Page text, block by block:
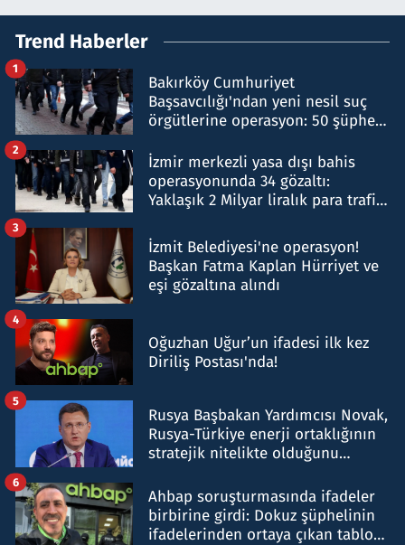
Trend Haberler
Bakırköy Cumhuriyet
Başsavcılığı'ndan yeni nesil suç
örgütlerine operasyon: 50 şüpheli
1
İzmir merkezli yasa dışı bahis
operasyonunda 34 gözaltı:
Yaklaşık 2 Milyar liralık para trafiği
2
İzmit Belediyesi'ne operasyon!
Başkan Fatma Kaplan Hürriyet ve
eşi gözaltına alındı
3
Oğuzhan Uğur’un ifadesi ilk kez
Diriliş Postası'nda!
4
Rusya Başbakan Yardımcısı Novak,
Rusya-Türkiye enerji ortaklığının
stratejik nitelikte olduğunu
5
Ahbap soruşturmasında ifadeler
birbirine girdi: Dokuz şüphelinin
ifadelerinden ortaya çıkan tablo
6